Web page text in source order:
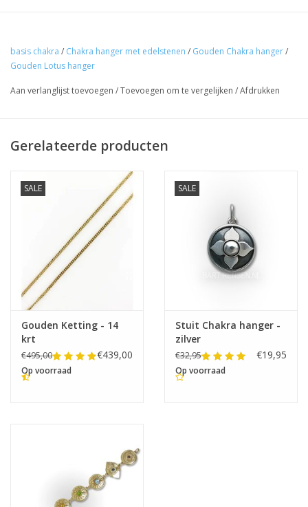
basis chakra / Chakra hanger met edelstenen / Gouden Chakra hanger/
Gouden Lotus hanger
Aan verlanglijst toevoegen /Toevoegen om te vergelijken /Afdrukken
Gerelateerde producten
SALE
Gouden Ketting - 14
krt
€495,00 €439,00
Op voorraad
SALE
Stuit Chakra hanger -
zilver
€32,95 €19,95
Op voorraad
De vermelding: -verzending op iedere dinsdag-